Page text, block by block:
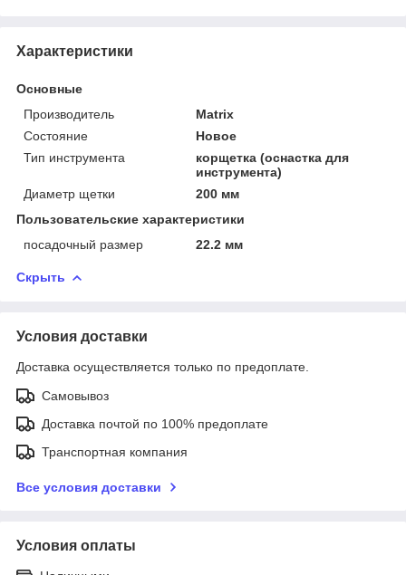
Характеристики
Основные
Производитель
Matrix
Состояние
Новое
Тип инструмента
корщетка (оснастка для
инструмента)
Диаметр щетки
200 мм
Пользовательские характеристики
посадочный размер
22.2 мм
Скрыть
Условия доставки
Доставка осуществляется только по предоплате.
Самовывоз
Доставка почтой по 100% предоплате
Транспортная компания
Все условия доставки
Условия оплаты